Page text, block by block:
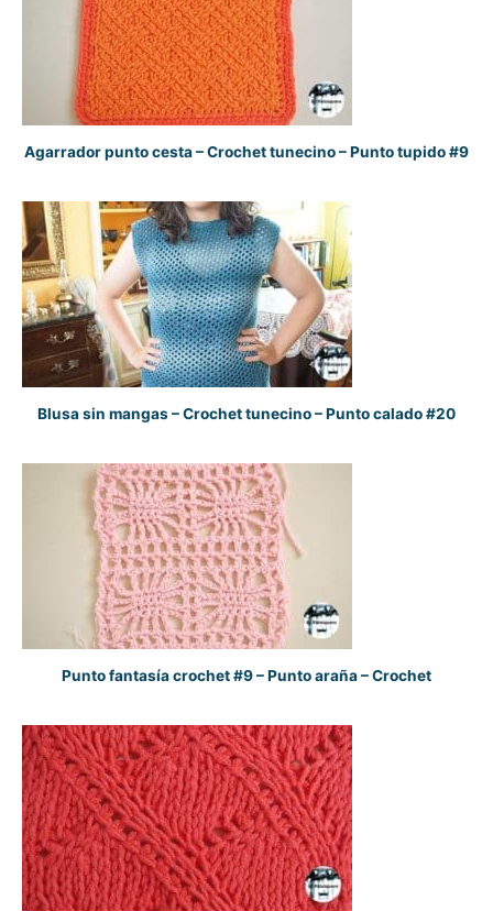
Agarrador punto cesta – Crochet tunecino – Punto tupido #9
Blusa sin mangas – Crochet tunecino – Punto calado #20
Punto fantasía crochet #9 – Punto araña – Crochet